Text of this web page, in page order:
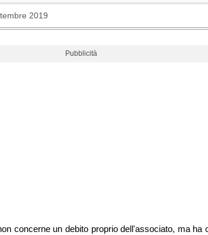
2019
Pubblicità
concerne un debito proprio dell'associato, ma ha